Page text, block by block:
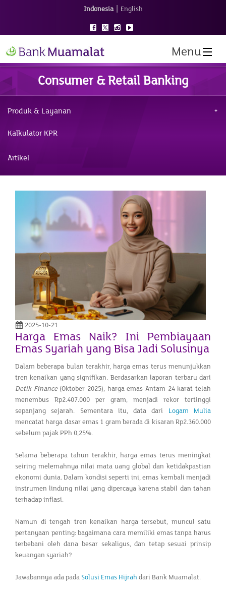
Indonesia | English
Menu
Consumer & Retail Banking
Produk & Layanan
Kalkulator KPR
Artikel
2025-10-21
Harga Emas Naik? Ini Pembiayaan
Emas Syariah yang Bisa Jadi Solusinya
Dalam beberapa bulan terakhir, harga emas terus menunjukkan
tren kenaikan yang signifikan. Berdasarkan laporan terbaru dari
Detik Finance(Oktober 2025), harga emas Antam 24 karat telah
menembus Rp2.407.000 per gram, menjadi rekor tertinggi
sepanjang sejarah. Sementara itu, data dari Logam Mulia
mencatat harga dasar emas 1 gram berada di kisaran Rp2.360.000
sebelum pajak PPh 0,25%.
Selama beberapa tahun terakhir, harga emas terus meningkat
seiring melemahnya nilai mata uang global dan ketidakpastian
ekonomi dunia. Dalam kondisi seperti ini, emas kembali menjadi
instrumen lindung nilai yang dipercaya karena stabil dan tahan
terhadap inflasi.
Namun di tengah tren kenaikan harga tersebut, muncul satu
pertanyaan penting: bagaimana cara memiliki emas tanpa harus
terbebani oleh dana besar sekaligus, dan tetap sesuai prinsip
keuangan syariah?
Jawabannya ada pada Solusi Emas Hijrah dari Bank Muamalat.